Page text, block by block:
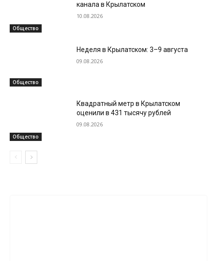
Общество
канала в Крылатском
10.08.2026
Общество
Неделя в Крылатском: 3–9 августа
09.08.2026
Общество
Квадратный метр в Крылатском
оценили в 431 тысячу рублей
09.08.2026